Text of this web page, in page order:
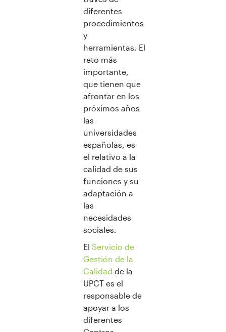
diferentes
procedimientos
y
herramientas. El
reto más
importante,
que tienen que
afrontar en los
próximos años
las
universidades
españolas, es
el relativo a la
calidad de sus
funciones y su
adaptación a
las
necesidades
sociales.
El Servicio de
Gestión de la
Calidad de la
UPCT es el
responsable de
apoyar a los
diferentes